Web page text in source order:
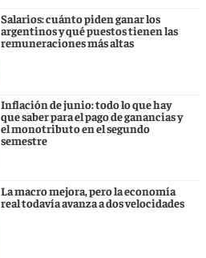
Salarios: cuánto piden ganar los
argentinos y qué puestos tienen las
remuneraciones más altas
Inflación de junio: todo lo que hay
que saber para el pago de ganancias y
el monotributo en el segundo
semestre
La macro mejora, pero la economía
real todavía avanza a dos velocidades